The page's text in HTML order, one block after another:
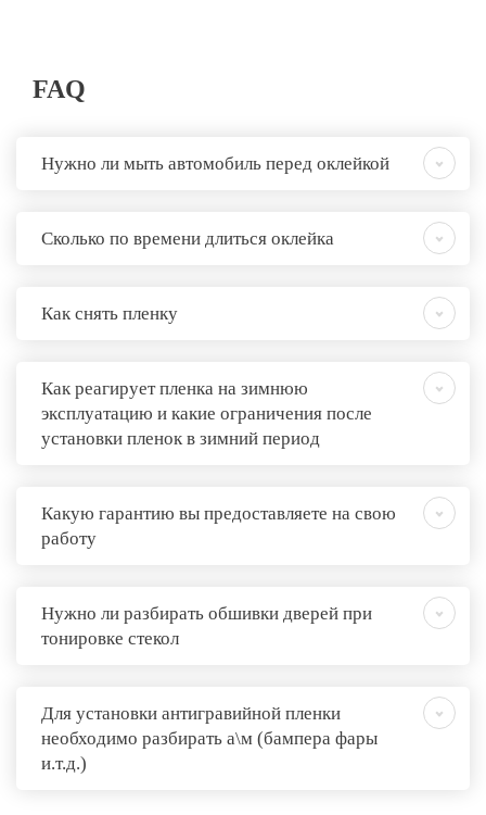
FAQ
Нужно ли мыть автомобиль перед оклейкой
Сколько по времени длиться оклейка
Как снять пленку
Как реагирует пленка на зимнюю
эксплуатацию и какие ограничения после
установки пленок в зимний период
Какую гарантию вы предоставляете на свою
работу
Нужно ли разбирать обшивки дверей при
тонировке стекол
Для установки антигравийной пленки
необходимо разбирать а\м (бампера фары
и.т.д.)